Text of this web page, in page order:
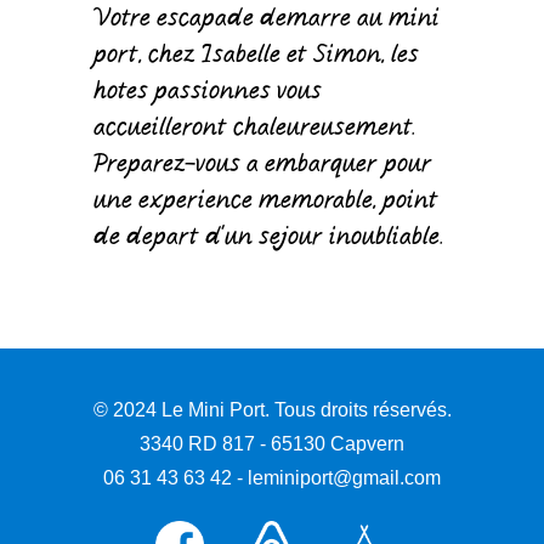
Votre escapade démarre au mini
port, chez Isabelle et Simon, les
hôtes passionnés vous
accueilleront chaleureusement.
Préparez-vous à embarquer pour
une expérience mémorable, point
de départ d'un séjour inoubliable.
© 2024 Le Mini Port. Tous droits réservés.
3340 RD 817 - 65130 Capvern
06 31 43 63 42 - leminiport@gmail.com